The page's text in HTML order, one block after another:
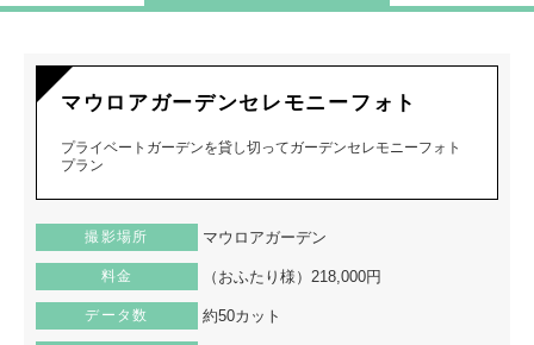
マウロアガーデンセレモニーフォト
プライベートガーデンを貸し切ってガーデンセレモニーフォト
プラン
撮影場所 マウロアガーデン
料金 （おふたり様）218,000円
データ数 約50カット